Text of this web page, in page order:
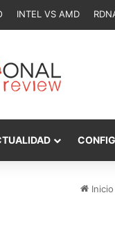
INTEL VS AMD
Inicio